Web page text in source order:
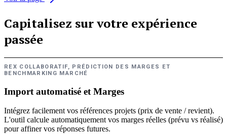
Capitalisez sur votre expérience
passée
REX COLLABORATIF, PRÉDICTION DES MARGES ET
BENCHMARKING MARCHÉ
Import automatisé et Marges
Intégrez facilement vos références projets (prix de vente / revient).
L'outil calcule automatiquement vos marges réelles (prévu vs réalisé)
pour affiner vos réponses futures.